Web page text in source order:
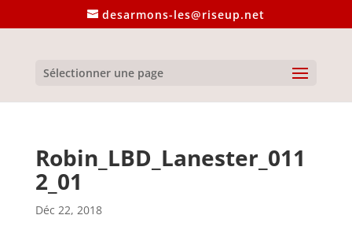
desarmons-les@riseup.net
Sélectionner une page
Robin_LBD_Lanester_011
2_01
Déc 22, 2018